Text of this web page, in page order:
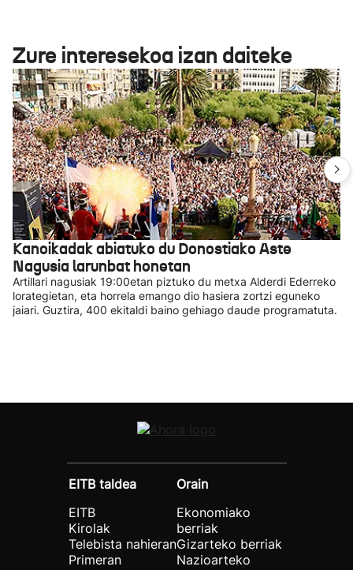
Zure interesekoa izan daiteke
Kanoikadak abiatuko du Donostiako Aste
Nagusia larunbat honetan
Artillari nagusiak 19:00etan piztuko du metxa Alderdi Ederreko
lorategietan, eta horrela emango dio hasiera zortzi eguneko
jaiari. Guztira, 400 ekitaldi baino gehiago daude programatuta.
EITB taldea
EITB
Kirolak
Telebista nahieran
Primeran
Orain
Ekonomiako
berriak
Gizarteko berriak
Nazioarteko